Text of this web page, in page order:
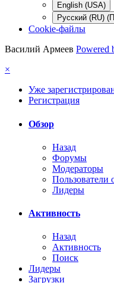
English (USA)
Русский (RU)
Cookie-файлы
Василий Армеев Powered
×
Уже
Регистрация
Обзор
Назад
Форумы
Модераторы
Пользователи
Лидеры
Активность
Назад
Активность
Поиск
Лидеры
Загрузки